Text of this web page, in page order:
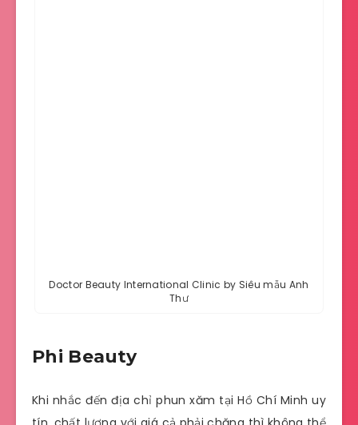
Doctor Beauty International Clinic by Siêu mẫu Anh
Thư
Phi Beauty
Khi nhắc đến địa chỉ phun xăm tại Hồ Chí Minh uy